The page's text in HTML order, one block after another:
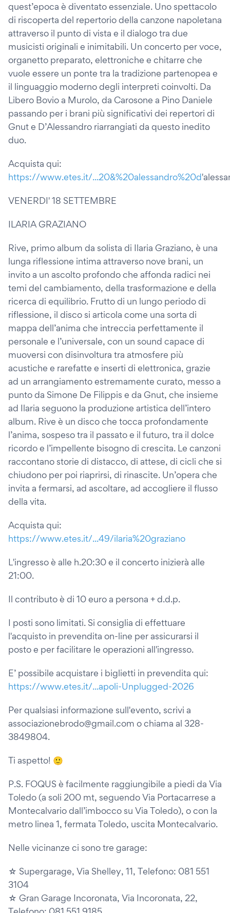
quest’epoca è diventato essenziale. Uno spettacolo
di riscoperta del repertorio della canzone napoletana
attraverso il punto di vista e il dialogo tra due
musicisti originali e inimitabili. Un concerto per voce,
organetto preparato, elettroniche e chitarre che
vuole essere un ponte tra la tradizione partenopea e
il linguaggio moderno degli interpreti coinvolti. Da
Libero Bovio a Murolo, da Carosone a Pino Daniele
passando per i brani più significativi dei repertori di
Gnut e D’Alessandro riarrangiati da questo inedito
duo.
Acquista qui:
https://www.etes.it/...20&%20alessandro%20d
VENERDI' 18 SETTEMBRE
ILARIA GRAZIANO
Rive, primo album da solista di Ilaria Graziano, è una
lunga riflessione intima attraverso nove brani, un
invito a un ascolto profondo che affonda radici nei
temi del cambiamento, della trasformazione e della
ricerca di equilibrio. Frutto di un lungo periodo di
riflessione, il disco si articola come una sorta di
mappa dell’anima che intreccia perfettamente il
personale e l’universale, con un sound capace di
muoversi con disinvoltura tra atmosfere più
acustiche e rarefatte e inserti di elettronica, grazie
ad un arrangiamento estremamente curato, messo a
punto da Simone De Filippis e da Gnut, che insieme
ad Ilaria seguono la produzione artistica dell’intero
album. Rive è un disco che tocca profondamente
l’anima, sospeso tra il passato e il futuro, tra il dolce
ricordo e l’impellente bisogno di crescita. Le canzoni
raccontano storie di distacco, di attese, di cicli che si
chiudono per poi riaprirsi, di rinascite. Un’opera che
invita a fermarsi, ad ascoltare, ad accogliere il flusso
della vita.
Acquista qui:
https://www.etes.it/...49/ilaria%20graziano
L'ingresso è alle h.20:30 e il concerto inizierà alle
21:00.
Il contributo è di 10 euro a persona + d.d.p.
I posti sono limitati. Si consiglia di effettuare
l'acquisto in prevendita on-line per assicurarsi il
posto e per facilitare le operazioni all'ingresso.
E’ possibile acquistare i biglietti in prevendita qui:
https://www.etes.it/...apoli-Unplugged-2026
Per qualsiasi informazione sull'evento, scrivi a
associazionebrodo@gmail.com o chiama al 328-
3849804.
Ti aspetto! 🙂
P.S. FOQUS è facilmente raggiungibile a piedi da Via
Toledo (a soli 200 mt, seguendo Via Portacarrese a
Montecalvario dall’imbocco su Via Toledo), o con la
metro linea 1, fermata Toledo, uscita Montecalvario.
Nelle vicinanze ci sono tre garage:
☆ Supergarage, Via Shelley, 11, Telefono: 081 551
3104
☆ Gran Garage Incoronata, Via Incoronata, 22,